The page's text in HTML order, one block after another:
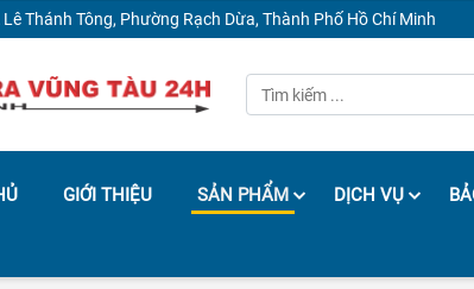
Thánh Tông, Phường Rạch Dừa, Thành Phố Hồ Chí Minh
GIỚI THIỆU SẢN PHẨM DỊCH VỤ